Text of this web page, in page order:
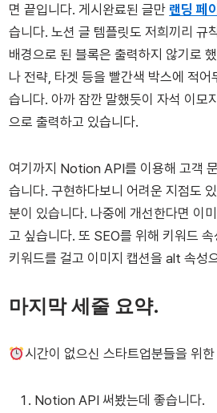
면 끝입니다. 게시완료된 글만 랜딩 페
습니다. 노션 글 템플릿도 저희끼리 규
배경으로 된 블록은 출력하지 않기로
나 전략, 타겟 등을 빨간색 박스에 적어
습니다. 아까 잠깐 말했듯이 자석 이모
으로 출력하고 있습니다.
여기까지 Notion API를 이용해 고객
습니다. 구현하다보니 어려운 지점도
분이 있습니다. 나중에 개선한다면 이
고 싶습니다. 또 SEO를 위해 키워드
키워드를 걸고 이미지 캡션을 alt 속성
마지막 세줄 요약.
시간이 없으신 스타트업분들을 위
Notion API 써봤는데 좋습니다.